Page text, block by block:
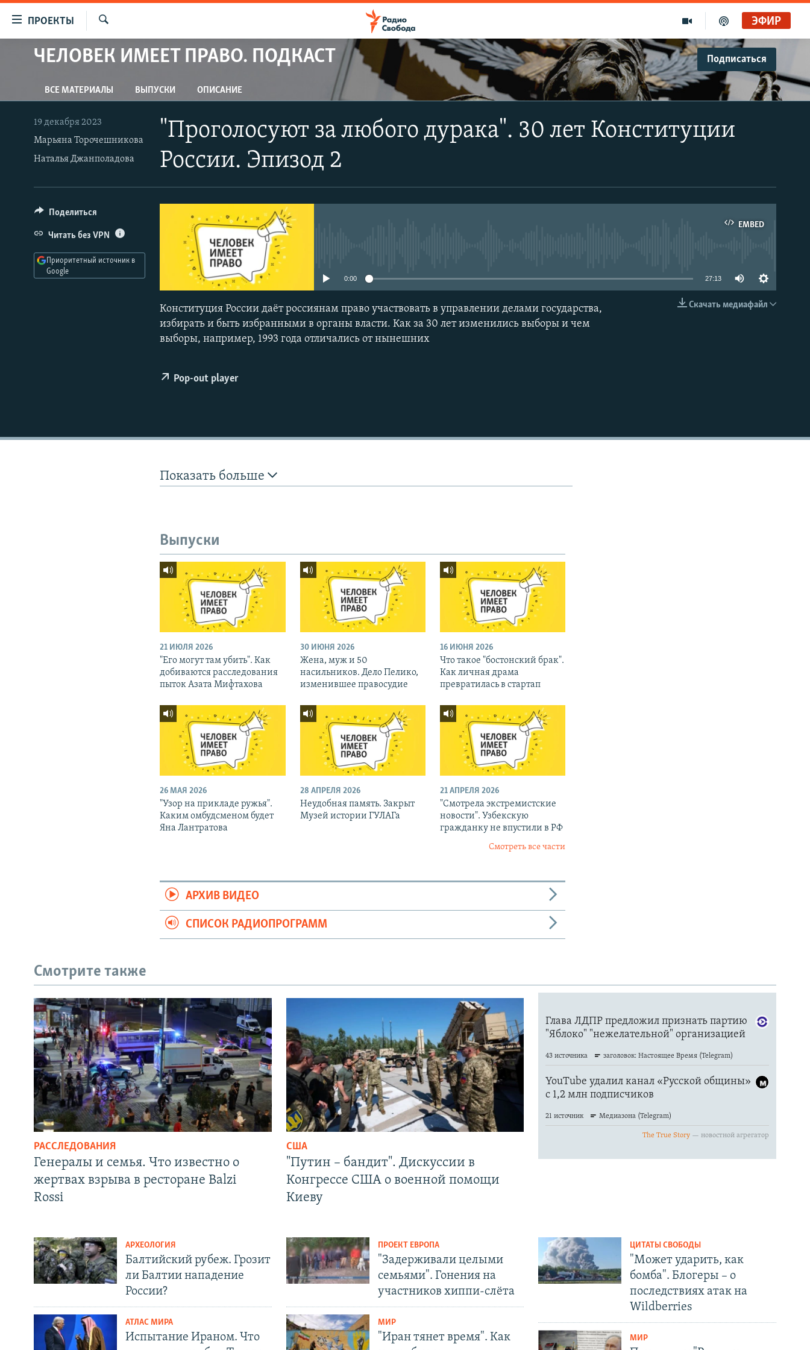
упрощенного
Вернуться
к
основному
содержанию
Вернутся
ПРОЕКТЫ
ПРОГРАММЫ
АВТОРСКИЕ ПРОЕКТЫ
ЦИТАТЫ СВОБОДЫ
МНЕНИЯ
КУЛЬТУРА
IDEL.РЕАЛИИ
КАВКАЗ.РЕАЛИИ
СЕВЕР.РЕАЛИИ
СИБИРЬ.РЕАЛИИ
РАСПИСАНИЕ ВЕЩАНИЯ
ЭФИР
ЧЕЛОВЕК ИМЕЕТ ПРАВО. ПОДКАСТ Подписаться
Apple Podcasts
Подписаться
ВСЕ МАТЕРИАЛЫ ВЫПУСКИ ОПИСАНИЕ
"Проголосуют за любого дурака". 30 лет Конституции
России. Эпизод 2
19 декабря 2023
Марьяна Торочешникова
Наталья Джанполадова
EMBED
EMBED
0:00 27:13
Скачать медиафайл
Конституция России даёт россиянам право участвовать в управлении делами государства,
избирать и быть избранными в органы власти. Как за 30 лет изменились выборы и чем
выборы, например, 1993 года отличались от нынешних
Pop-out player
Поделиться
Читать без VPN
Приоритетный источник в
Google
Показать больше
Выпуски
21 ИЮЛЯ 2026
"Его могут там убить". Как
добиваются расследования
пыток Азата Мифтахова
30 ИЮНЯ 2026
Жена, муж и 50
насильников. Дело Пелико,
изменившее правосудие
16 ИЮНЯ 2026
Что такое "бостонский брак".
Как личная драма
превратилась в стартап
26 МАЯ 2026
"Узор на прикладе ружья".
Каким омбудсменом будет
Яна Лантратова
28 АПРЕЛЯ 2026
Неудобная память. Закрыт
Музей истории ГУЛАГа
21 АПРЕЛЯ 2026
"Смотрела экстремистские
новости". Узбекскую
гражданку не впустили в РФ
Смотреть все части
АРХИВ ВИДЕО
СПИСОК РАДИОПРОГРАММ
Смотрите также
РАССЛЕДОВАНИЯ
Генералы и семья. Что известно о
жертвах взрыва в ресторане Balzi
Rossi
США
"Путин – бандит". Дискуссии в
Конгрессе США о военной помощи
Киеву
АРХЕОЛОГИЯ
Балтийский рубеж. Грозит
ли Балтии нападение
России?
АТЛАС МИРА
Испытание Ираном. Что
ПРОЕКТ ЕВРОПА
"Задерживали целыми
семьями". Гонения на
участников хиппи-слёта
МИР
"Иран тянет время". Как
ЦИТАТЫ СВОБОДЫ
"Может ударить, как
бомба". Блогеры – о
последствиях атак на
Wildberries
МИР